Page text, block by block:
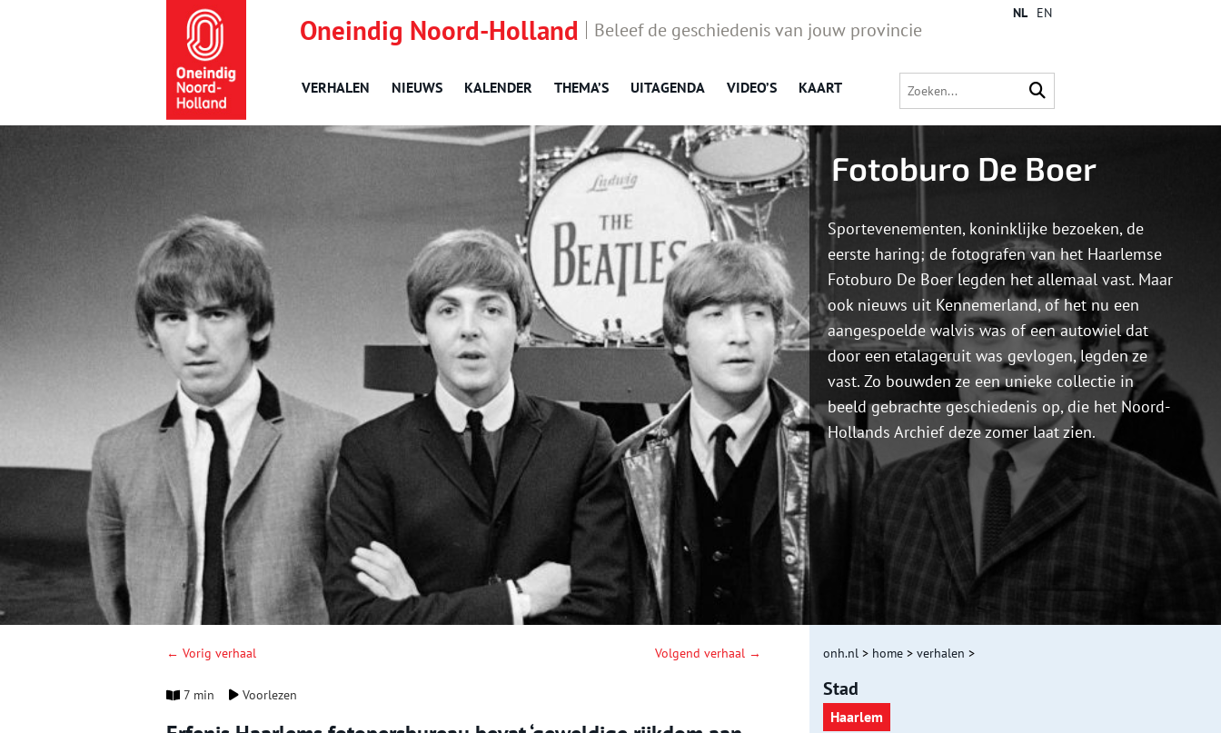
Oneindig Noord-Holland Beleef de geschiedenis van jouw provincie
VERHALEN NIEUWS KALENDER THEMA’S UITAGENDA VIDEO’S KAART
NL EN
Fotoburo De Boer
Sportevenementen, koninklijke bezoeken, de
eerste haring; de fotografen van het Haarlemse
Fotoburo De Boer legden het allemaal vast. Maar
ook nieuws uit Kennemerland, of het nu een
aangespoelde walvis was of een autowiel dat
door een etalageruit was gevlogen, legden ze
vast. Zo bouwden ze een unieke collectie in
beeld gebrachte geschiedenis op, die het Noord-
Hollands Archief deze zomer laat zien.
← Vorig verhaal Volgend verhaal →
7 min Voorlezen
onh.nl > home > verhalen >
Stad
Haarlem